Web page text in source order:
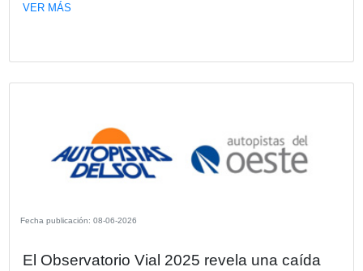
Tendencias y perspectivas del
retail
KPMG en el que se analizaron los nuevos paradigmas y